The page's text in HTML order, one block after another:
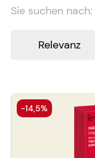
Sie suchen nach:
-14,5%